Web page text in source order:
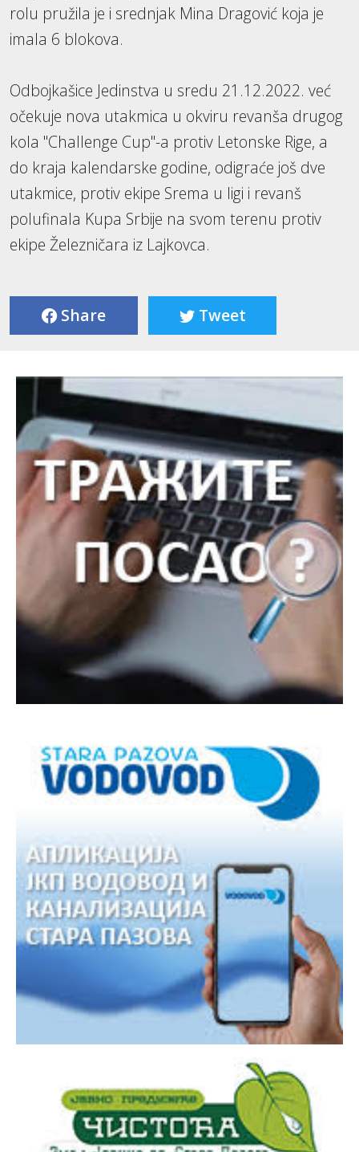
rolu pružila je i srednjak Mina Dragović koja je
imala 6 blokova.
Odbojkašice Jedinstva u sredu 21.12.2022. već
očekuje nova utakmica u okviru revanša drugog
kola "Challenge Cup"-a protiv Letonske Rige, a
do kraja kalendarske godine, odigraće još dve
utakmice, protiv ekipe Srema u ligi i revanš
polufinala Kupa Srbije na svom terenu protiv
ekipe Železničara iz Lajkovca.
Share Tweet